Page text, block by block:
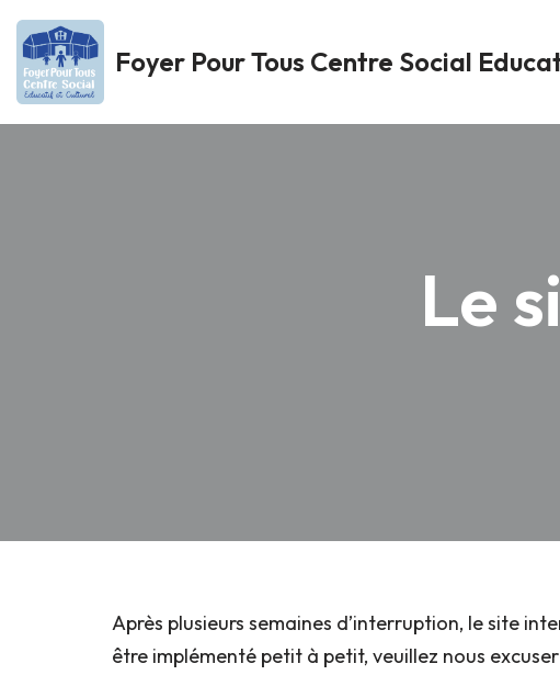
Aller
au
contenu
Foyer Pour Tous Centre Social
Le
Après plusieurs semaines d’interruption, le site
être implémenté petit à petit, veuillez nous